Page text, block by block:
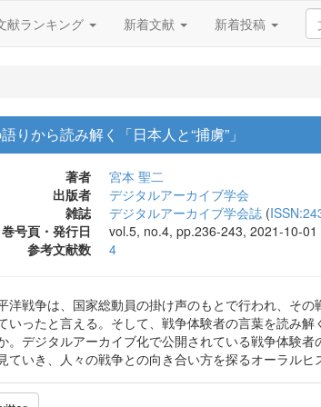
献ランキング 新着文献 新着投稿
りから読み解く「日本人と“捕虜”」
著者
宮本 聖二
出版者
デジタルアーカイブ学会
雑誌
デジタルアーカイブ学会誌 (
巻号頁・発行日
vol.5, no.4, pp.236-243, 2021-10-
参考文献数
4
洋戦争は、国家総動員の掛け声のもとで行われ、そ
いったと言える。そして、戦争体験者の言葉を読み
。デジタルアーカイブ化で公開されている戦争体験
ていき、人々の戦争との向き合い方を探るオーラルヒ